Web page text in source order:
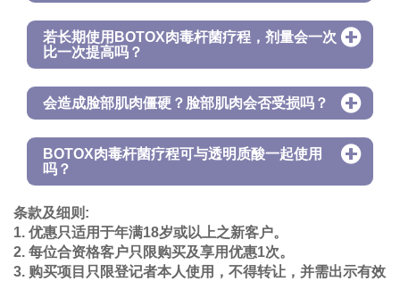
若长期使用BOTOX肉毒杆菌疗程，剂量会一次
比一次提高吗？
会造成脸部肌肉僵硬？脸部肌肉会否受损吗？
BOTOX肉毒杆菌疗程可与透明质酸一起使用
吗？
条款及细则:
1. 优惠只适用于年满18岁或以上之新客户。
2. 每位合资格客户只限购买及享用优惠1次。
3. 购买项目只限登记者本人使用，不得转让，并需出示有效